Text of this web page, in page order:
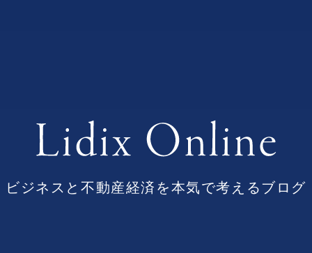
ビジネスと不動産経済を本気で考えるブログ